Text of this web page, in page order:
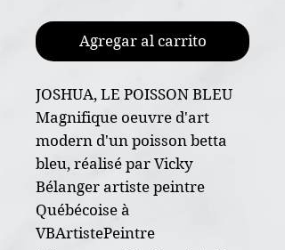
Agregar al carrito
JOSHUA, LE POISSON BLEU
Magnifique oeuvre d'art
modern d'un poisson betta
bleu, réalisé par Vicky
Bélanger artiste peintre
Québécoise à
VBArtistePeintre